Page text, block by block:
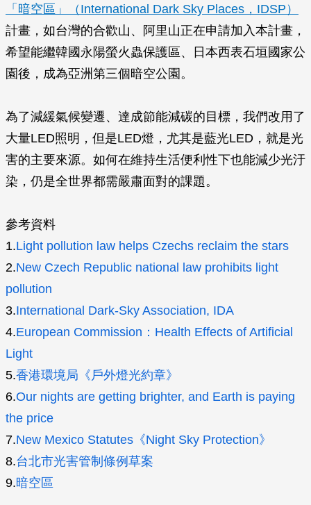
「暗空區」（International Dark Sky Places，IDSP）
計畫，如台灣的合歡山、阿里山正在申請加入本計畫，
希望能繼韓國永陽螢火蟲保護區、日本西表石垣國家公
園後，成為亞洲第三個暗空公園。
為了減緩氣候變遷、達成節能減碳的目標，我們改用了
大量LED照明，但是LED燈，尤其是藍光LED，就是光
害的主要來源。如何在維持生活便利性下也能減少光汙
染，仍是全世界都需嚴肅面對的課題。
參考資料
1.Light pollution law helps Czechs reclaim the stars
2.New Czech Republic national law prohibits light
pollution
3.International Dark-Sky Association, IDA
4.European Commission：Health Effects of Artificial
Light
5.香港環境局《戶外燈光約章》
6.Our nights are getting brighter, and Earth is paying
the price
7.New Mexico Statutes《Night Sky Protection》
8.台北市光害管制條例草案
9.暗空區